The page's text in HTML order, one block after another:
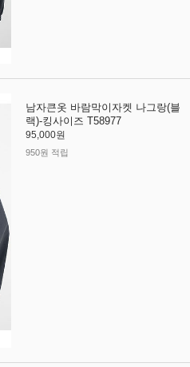
남자큰옷 바람막이자켓 나그랑(블
랙)-킹사이즈 T58977
95,000원
950원 적립